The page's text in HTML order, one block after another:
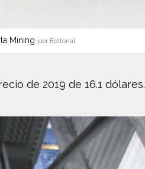
Mining por Editorial
de 2019 de 16.1 dólares.